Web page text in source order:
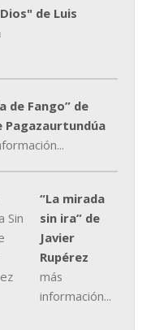
de Luis
de Fango” de
Pagazaurtundúa
“La mirada
sin ira” de
Javier
Rupérez
más
información...